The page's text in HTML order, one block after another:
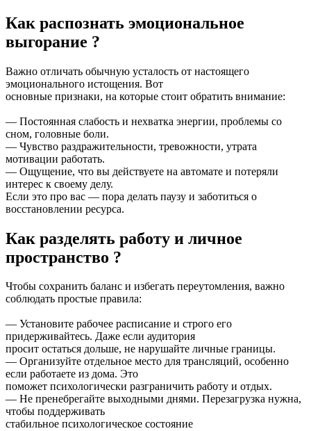
Как распознать эмоциональное
выгорание ?
Важно отличать обычную усталость от настоящего
эмоционального истощения. Вот
основные признаки, на которые стоит обратить внимание:
— Постоянная слабость и нехватка энергии, проблемы со
сном, головные боли.
— Чувство раздражительности, тревожности, утрата
мотивации работать.
— Ощущение, что вы действуете на автомате и потеряли
интерес к своему делу.
Если это про вас — пора делать паузу и заботиться о
восстановлении ресурса.
Как разделять работу и личное
пространство ?
Чтобы сохранить баланс и избегать переутомления, важно
соблюдать простые правила:
— Установите рабочее расписание и строго его
придерживайтесь. Даже если аудитория
просит остаться дольше, не нарушайте личные границы.
— Организуйте отдельное место для трансляций, особенно
если работаете из дома. Это
поможет психологически разграничить работу и отдых.
— Не пренебрегайте выходными днями. Перезагрузка нужна,
чтобы поддерживать
стабильное психологическое состояние